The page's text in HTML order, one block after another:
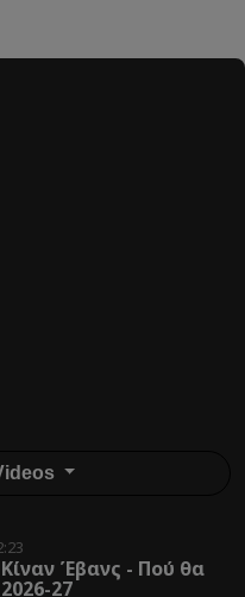
Έβανς - Πού θα
27